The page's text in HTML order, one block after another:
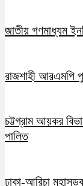
জাতীয় গণমাধ্যম
রাজশাহী আরএমপি
চট্টগ্রাম আয়কর
পালিত
ঢাকা-আরিচা